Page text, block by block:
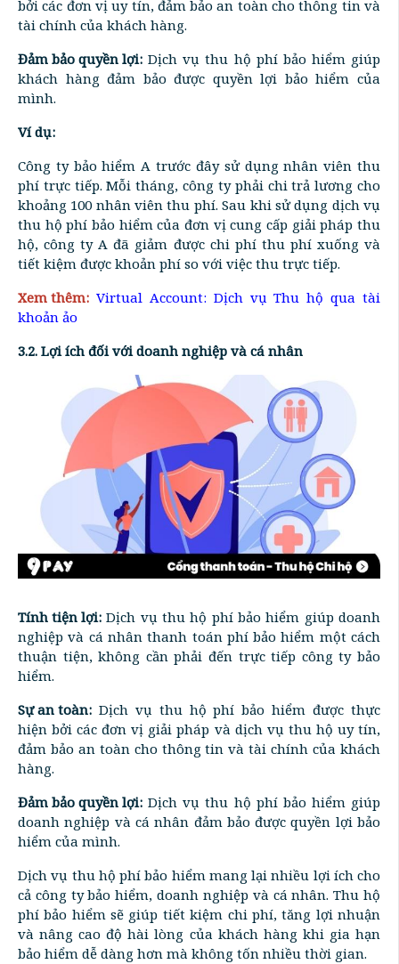
bởi các đơn vị uy tín, đảm bảo an toàn cho thông tin và
tài chính của khách hàng.
Đảm bảo quyền lợi: Dịch vụ thu hộ phí bảo hiểm giúp
khách hàng đảm bảo được quyền lợi bảo hiểm của
mình.
Ví dụ:
Công ty bảo hiểm A trước đây sử dụng nhân viên thu
phí trực tiếp. Mỗi tháng, công ty phải chi trả lương cho
khoảng 100 nhân viên thu phí. Sau khi sử dụng dịch vụ
thu hộ phí bảo hiểm của đơn vị cung cấp giải pháp thu
hộ, công ty A đã giảm được chi phí thu phí xuống và
tiết kiệm được khoản phí so với việc thu trực tiếp.
Xem thêm: Virtual Account: Dịch vụ Thu hộ qua tài
khoản ảo
3.2. Lợi ích đối với doanh nghiệp và cá nhân
Tính tiện lợi: Dịch vụ thu hộ phí bảo hiểm giúp doanh
nghiệp và cá nhân thanh toán phí bảo hiểm một cách
thuận tiện, không cần phải đến trực tiếp công ty bảo
hiểm.
Sự an toàn: Dịch vụ thu hộ phí bảo hiểm được thực
hiện bởi các đơn vị giải pháp và dịch vụ thu hộ uy tín,
đảm bảo an toàn cho thông tin và tài chính của khách
hàng.
Đảm bảo quyền lợi: Dịch vụ thu hộ phí bảo hiểm giúp
doanh nghiệp và cá nhân đảm bảo được quyền lợi bảo
hiểm của mình.
Dịch vụ thu hộ phí bảo hiểm mang lại nhiều lợi ích cho
cả công ty bảo hiểm, doanh nghiệp và cá nhân. Thu hộ
phí bảo hiểm sẽ giúp tiết kiệm chi phí, tăng lợi nhuận
và nâng cao độ hài lòng của khách hàng khi gia hạn
bảo hiểm dễ dàng hơn mà không tốn nhiều thời gian.